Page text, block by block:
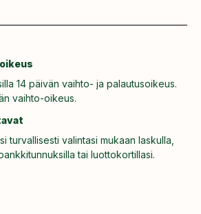
14 päivän vaihto- ja palautusoikeus.
vaihto-oikeus.
turvallisesti valintasi mukaan laskulla,
tai luottokortillasi.